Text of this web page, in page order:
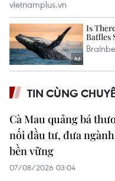
TIN CÙNG
Cà Mau quảng bá
nối đầu tư, đưa
bền vững
07/08/2026 03:04